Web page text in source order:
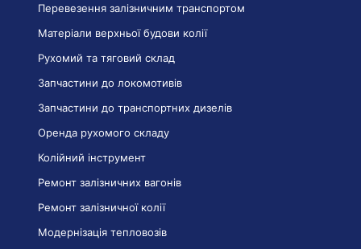
Перевезення залізничним транспортом
Матеріали верхньої будови колії
Рухомий та тяговий склад
Запчастини до локомотивів
Запчастини до транспортних дизелів
Оренда рухомого складу
Колійний інструмент
Ремонт залізничних вагонів
Ремонт залізничної колії
Модернізація тепловозів